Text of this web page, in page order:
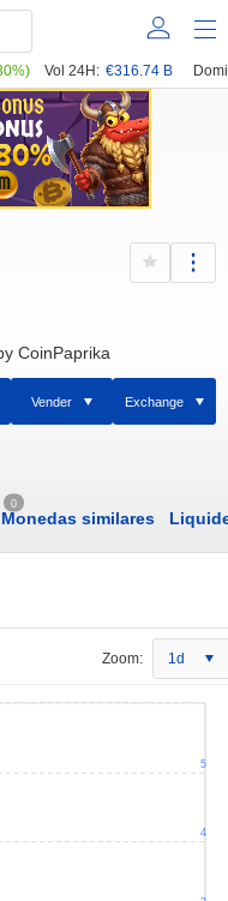
Vol 24H: €316.74 B
CoinPaprika
Vender Exchange
0
Monedas similares
Zoom: 1d
4
5